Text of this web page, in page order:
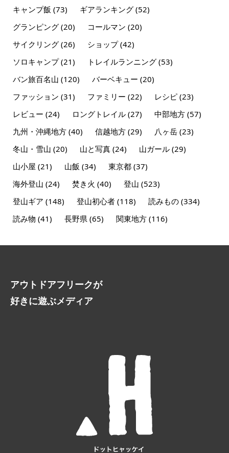
キャンプ飯 (73) ギアランキング(52)
グランピング(20) コールマン (20)
サイクリング(26) ショップ(42)
ソロキャンプ(21) トレイルランニング(53)
バン旅百名山 (120) バーベキュー (20)
ファッション (31) ファミリー (22) レシピ(23)
レビュー (24) ロングトレイル(27) 中部地方(57)
九州・沖縄地方(40) 信越地方(29) 八ヶ岳(23)
冬山・雪山 (20) 山と写真(24) 山ガール(29)
山小屋 (21) 山飯 (34) 東京都(37)
海外登山 (24) 焚き火 (40) 登山 (523)
登山ギア (148) 登山初心者(118) 読みもの(334)
読み物 (41) 長野県 (65) 関東地方(116)
アウトドアフリークが
好きに遊ぶメディア